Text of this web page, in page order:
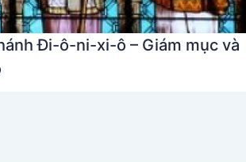
Đi-ô-ni-xi-ô – Giám mục và